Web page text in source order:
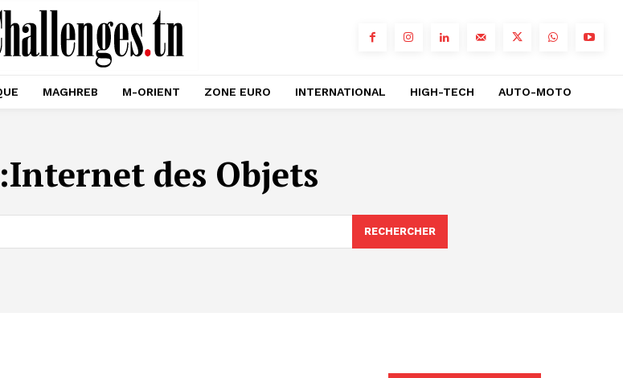
MAGHREB M-ORIENT ZONE EURO INTERNATIONAL HIGH-TECH AUTO-MOTO
Internet des Objets
RECHERCHER